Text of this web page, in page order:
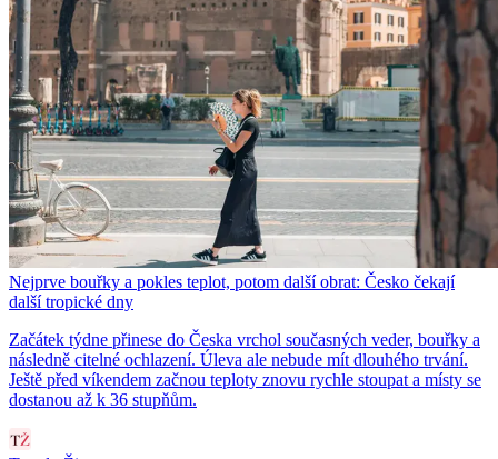
Nejprve bouřky a pokles teplot, potom další obrat: Česko čekají
další tropické dny
Začátek týdne přinese do Česka vrchol současných veder, bouřky a
následně citelné ochlazení. Úleva ale nebude mít dlouhého trvání.
Ještě před víkendem začnou teploty znovu rychle stoupat a místy se
dostanou až k 36 stupňům.